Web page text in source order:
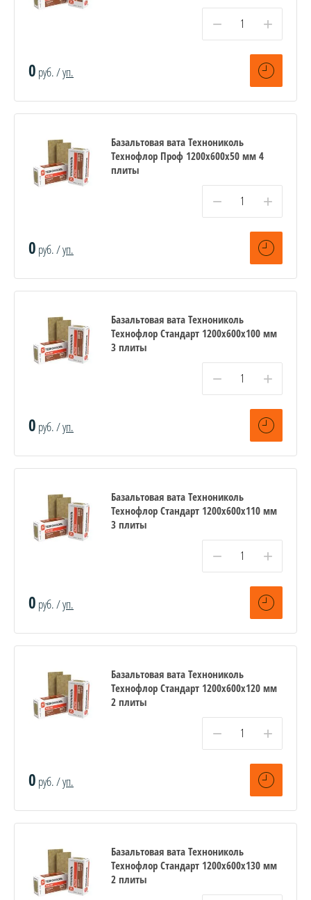
− +
0 руб. /уп.
Базальтовая вата Технониколь
Технофлор Проф 1200х600х50 мм 4
плиты
− +
0 руб. /уп.
Базальтовая вата Технониколь
Технофлор Стандарт 1200х600х100 мм
3 плиты
− +
0 руб. /уп.
Базальтовая вата Технониколь
Технофлор Стандарт 1200х600х110 мм
3 плиты
− +
0 руб. /уп.
Базальтовая вата Технониколь
Технофлор Стандарт 1200х600х120 мм
2 плиты
− +
0 руб. /уп.
Базальтовая вата Технониколь
Технофлор Стандарт 1200х600х130 мм
2 плиты